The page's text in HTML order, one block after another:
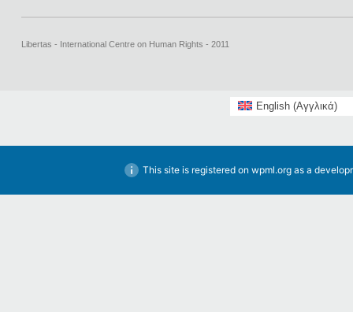
Libertas - International Centre on Human Rights - 2011
English(Αγγλικά)
This site is registered on wpml.orgas a